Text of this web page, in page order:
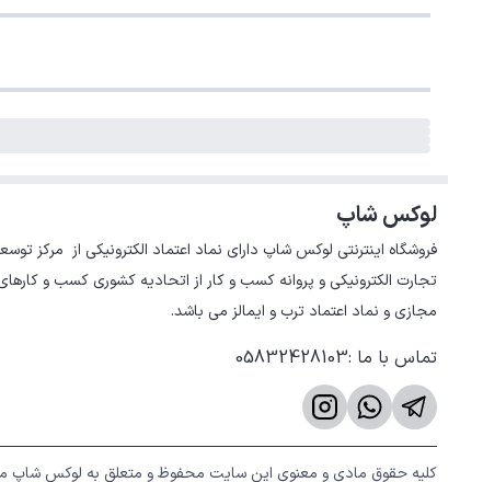
لوکس شاپ
مجازی و نماد اعتماد ترب و ایمالز می باشد.
تماس با ما :
05832428103
کلیه حقوق مادی و معنوی این سایت محفوظ و متعلق به لوکس شاپ